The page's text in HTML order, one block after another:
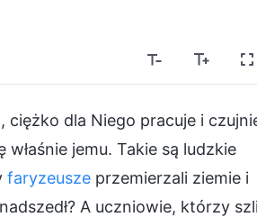
ciężko dla Niego pracuje i
jemu. Takie są ludzkie
faryzeusze przemierzali ziemie i
A uczniowie, którzy szli